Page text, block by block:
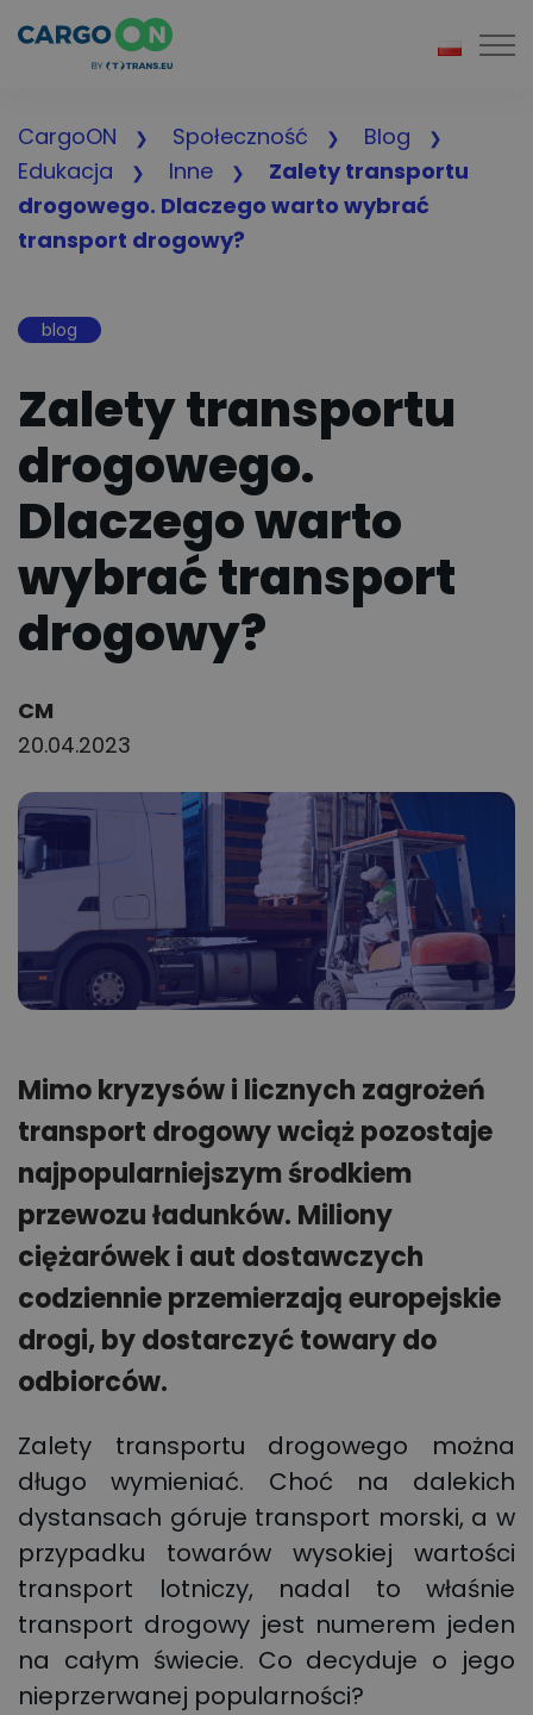
CargoON Społeczność
Blog
Edukacja
Inne
Zalety transportu
drogowego. Dlaczego warto wybrać
transport drogowy?
blog
Zalety transportu
drogowego.
Dlaczego warto
wybrać transport
drogowy?
Author:
CM
20.04.2023
Mimo kryzysów i licznych zagrożeń
transport drogowy wciąż pozostaje
najpopularniejszym środkiem
przewozu ładunków. Miliony
ciężarówek i aut dostawczych
codziennie przemierzają europejskie
drogi, by dostarczyć towary do
odbiorców.
Zalety transportu drogowego można
długo wymieniać. Choć na dalekich
dystansach góruje transport morski, a w
przypadku towarów wysokiej wartości
transport lotniczy, nadal to właśnie
transport drogowy jest numerem jeden
na całym świecie. Co decyduje o jego
nieprzerwanej popularności?